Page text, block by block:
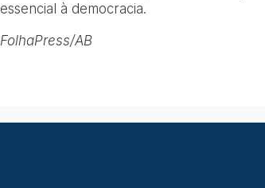
essencial à democracia.
FolhaPress/AB